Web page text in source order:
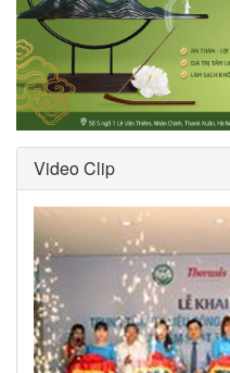
Video Clip